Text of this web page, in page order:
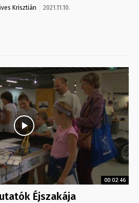
Krisztián 2021.11.10.
00:02:46
Éjszakája